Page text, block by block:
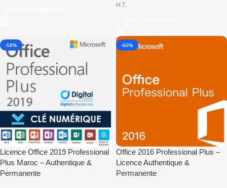
H.T.
-58%
Licence Office 2019 Professional
Plus Maroc – Authentique &
Permanente
-60%
Office 2016 Professional Plus –
Licence Authentique &
Permanente